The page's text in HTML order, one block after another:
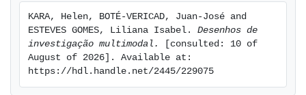
KARA, Helen, BOTÉ-VERICAD, Juan-José and
ESTEVES GOMES, Liliana Isabel. Desenhos de
investigação multimodal.
[consulted: 10 of
August of 2026]. Available at:
https://hdl.handle.net/2445/229075